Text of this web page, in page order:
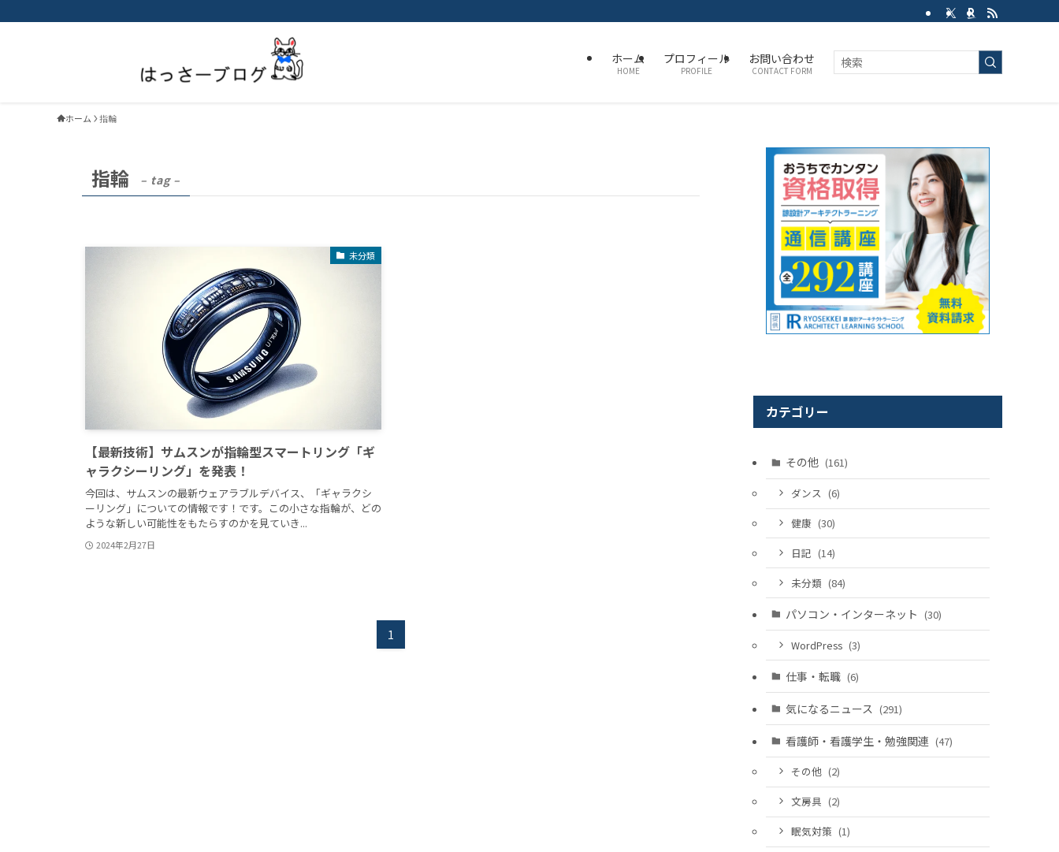
ホーム
HOME
プロフィール
PROFILE
お問い合わせ
CONTACT FORM
ホーム 指輪
指輪 – tag –
未分類
【最新技術】サムスンが指輪型スマートリング「ギ
ャラクシーリング」を発表！
今回は、サムスンの最新ウェアラブルデバイス、「ギャラクシ
ーリング」についての情報です！です。この小さな指輪が、どの
ような新しい可能性をもたらすのかを見ていき...
2024年2月27日
1
カテゴリー
その他 (161)
ダンス (6)
健康 (30)
日記 (14)
未分類 (84)
パソコン・インターネット (30)
WordPress (3)
仕事・転職 (6)
気になるニュース (291)
看護師・看護学生・勉強関連 (47)
その他 (2)
文房具 (2)
眠気対策 (1)